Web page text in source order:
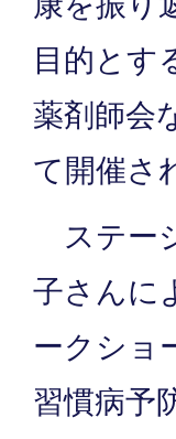
目的とす
薬剤師会
て開催さ
ステー
子さんに
ークショ
習慣病予